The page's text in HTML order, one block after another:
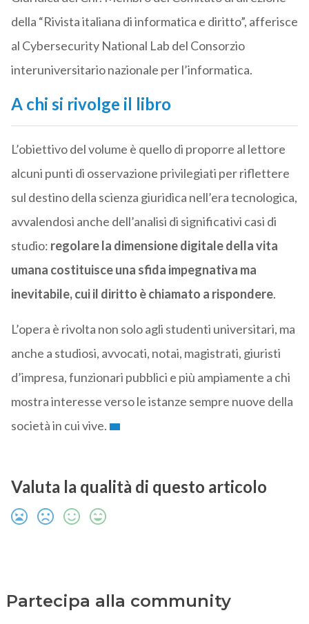
della “Rivista italiana di informatica e diritto”, afferisce
al Cybersecurity National Lab del Consorzio
interuniversitario nazionale per l’informatica.
A chi si rivolge il libro
L’obiettivo del volume è quello di proporre al lettore
alcuni punti di osservazione privilegiati per riflettere
sul destino della scienza giuridica nell’era tecnologica,
avvalendosi anche dell’analisi di significativi casi di
studio: regolare la dimensione digitale della vita
umana costituisce una sfida impegnativa ma
inevitabile, cui il diritto è chiamato a rispondere.
L’opera è rivolta non solo agli studenti universitari, ma
anche a studiosi, avvocati, notai, magistrati, giuristi
d’impresa, funzionari pubblici e più ampiamente a chi
mostra interesse verso le istanze sempre nuove della
società in cui vive.
Valuta la qualità di questo articolo
Partecipa alla community